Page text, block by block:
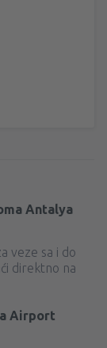
Antalya
veze sa i do
direktno na
Airport